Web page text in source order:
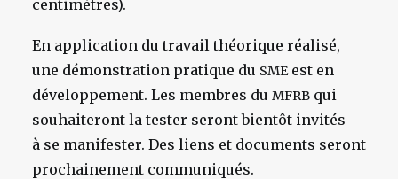
centimètres).
En application du travail théorique réalisé,
une démonstration pratique du SMEest en
développement. Les membres du MFRB qui
souhaiteront la tester seront bientôt invités
à se manifester. Des liens et documents seront
prochainement communiqués.